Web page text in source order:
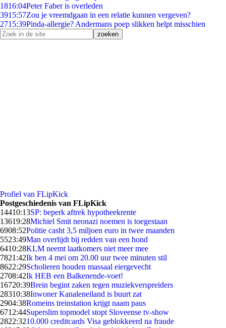
1816:04Peter Faber is overleden
3915:57Zou je vreemdgaan in een relatie kunnen vergeven?
2715:39Pinda-allergie? Andermans poep slikken helpt misschien
Profiel van FLipKick
Postgeschiedenis van FLipKick
14410:13SP: beperk aftrek hypotheekrente
13619:28Michiel Smit neonazi noemen is toegestaan
6908:52Politie casht 3,5 miljoen euro in twee maanden
5523:49Man overlijdt bij redden van een hond
6410:28KLM neemt laatkomers niet meer mee
7821:42Ik ben 4 mei om 20.00 uur twee minuten stil
8622:29Scholieren houden massaal eiergevecht
2708:42Ik HEB een Balkenende-voet!
16720:39Brein begint zaken tegen muziekverspreiders
28310:38Inwoner Kanaleneiland is buurt zat
2904:38Romeins treinstation krijgt naam paus
6712:44Superslim topmodel stopt Sloveense tv-show
2822:3210.000 creditcards Visa geblokkeerd na fraude